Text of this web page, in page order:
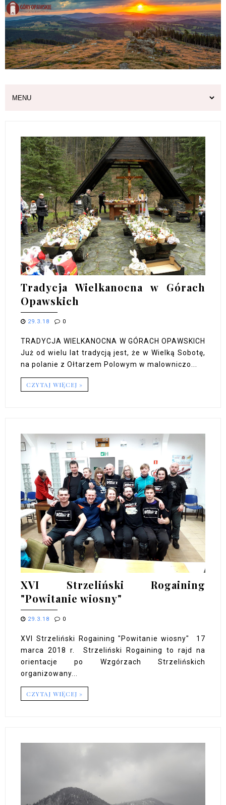
Tradycja Wielkanocna w Górach
Opawskich
29.3.18 0
TRADYCJA WIELKANOCNA W GÓRACH OPAWSKICH
Już od wielu lat tradycją jest, że w Wielką Sobotę,
na polanie z Ołtarzem Polowym w malowniczo...
CZYTAJ WIĘCEJ »
XVI Strzeliński Rogaining
"Powitanie wiosny"
29.3.18 0
XVI Strzeliński Rogaining "Powitanie wiosny" 17
marca 2018 r. Strzeliński Rogaining to rajd na
orientacje po Wzgórzach Strzelińskich
organizowany...
CZYTAJ WIĘCEJ »